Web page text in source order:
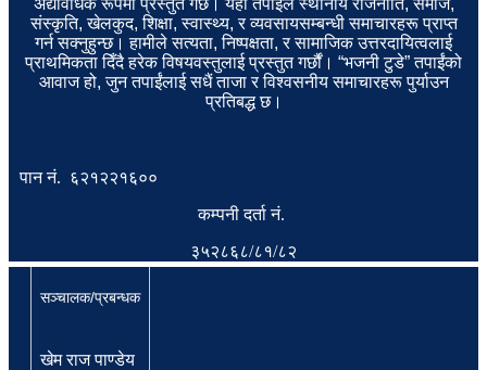
संस्कृति, खेलकुद, शिक्षा, स्वास्थ्य, र व्यवसायसम्बन्धी समाचारहरू प्राप्त
गर्न सक्नुहुन्छ। हामीले सत्यता, निष्पक्षता, र सामाजिक उत्तरदायित्वलाई
प्राथमिकता दिँदै हरेक विषयवस्तुलाई प्रस्तुत गर्छौं। “भजनी टुडे” तपाईंको
आवाज हो, जुन तपाईंलाई सधैं ताजा र विश्वसनीय समाचारहरू पुर्याउन
प्रतिबद्ध छ।
पान नं. ६२१२२१६००
कम्पनी दर्ता नं.
३५२८६८/८१/८२
सञ्चालक/प्रबन्धक
खेम राज पाण्डेय